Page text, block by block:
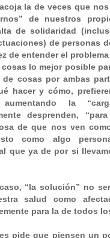
la de veces que
de nuestros
de solidaridad
de personas
de entender el
cosas lo mejor posible
cosas por ambas
hacer y cómo,
la
desprenden,
de que nos ven
como algo
que ya de por si
“la solución” no
salud como
para la de todos
pide que piensen un